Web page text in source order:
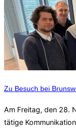
Zu Besuch bei
Am Freitag, den 28.
tätige